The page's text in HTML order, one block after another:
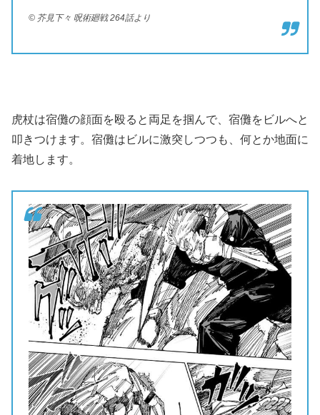
© 芥見下々 呪術廻戦 264話より
虎杖は宿儺の顔面を殴ると両足を掴んで、宿儺をビルへと
叩きつけます。宿儺はビルに激突しつつも、何とか地面に
着地します。